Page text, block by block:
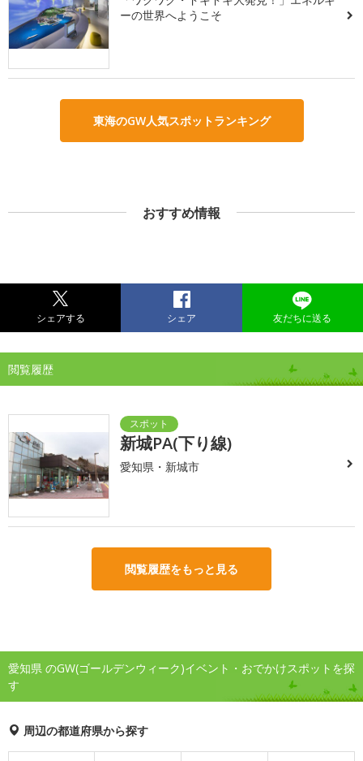
ーの世界へようこそ
東海のGW人気スポットランキング
おすすめ情報
シェアする シェア 友だちに送る
閲覧履歴
新城PA(下り線)
愛知県・新城市
閲覧履歴をもっと見る
愛知県 のGW(ゴールデンウィーク)イベント・おでかけスポットを探
す
周辺の都道府県から探す